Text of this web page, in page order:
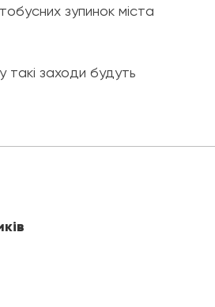
зупинок міста
такі заходи будуть